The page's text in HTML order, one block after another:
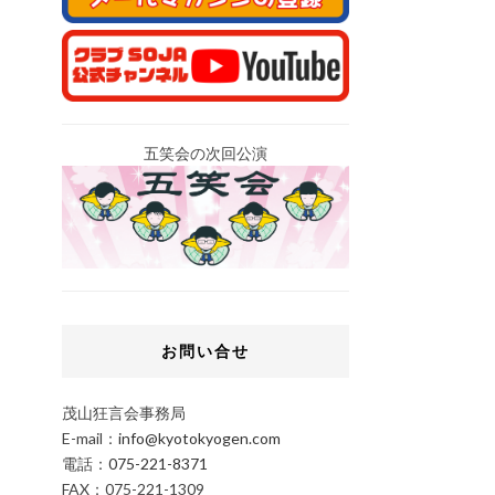
五笑会の次回公演
お問い合せ
茂山狂言会事務局
E-mail： info@kyotokyogen.com
電話： 075-221-8371
FAX：075-221-1309